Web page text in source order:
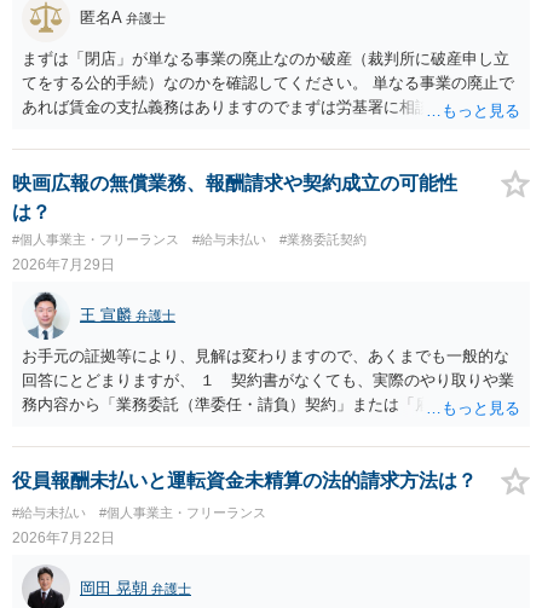
匿名A 弁護士
まずは「閉店」が単なる事業の廃止なのか破産（裁判所に破産申し立
てをする公的手続）なのかを確認してください。 単なる事業の廃止で
あれば賃金の支払義務はありますのでまずは労基署に相談してくださ
しいかもしれませんが）賃金などの労働債権は他の債務より優先して
支払われます。ただし支払までにかなり時間がかかるでしょう。 さら
に、「独立行政法人労働者健康安全機構 」という公的機関が未払賃金
の立替事業を行っています。詳しくは、同機構の＜未払賃金立替払相
談コーナー＞ TEL 044-431-8663 相談時間：土日祝日を除く9:15～1
7:00 に相談してみてください。同じように未払となった他の従業員の
方がいれば一緒に相談してみるといいでしょう。
映画広報の無償業務、報酬請求や契約成立の可能性
は？
#個人事業主・フリーランス #給与未払い #業務委託契約
2026年7月29日
王 宣麟 弁護士
お手元の証拠等により、見解は変わりますので、あくまでも一般的な
回答にとどまりますが、 １ 契約書がなくても、実際のやり取りや業
務内容から「業務委託（準委任・請負）契約」または「雇用契約」が
ランティア・無償協力という色彩が強かった場合には、契約内容（有
償か無償か）について当事者間の認識が大きな争点となり得ます。
２ 上記を前提に、これまでの業務についても、有償の業務委託契約
や雇用契約が成立していた前提で給与を請求するルートなどが理論上
考えられます。 もっとも、裁判等で必ず認められるわけではなく、当
事者の認識やメール・チャットの内容等の証拠関係によって結論が変
わります。 ３ 報酬額については、事前の取決めがなくても、同種業
役員報酬未払いと運転資金未精算の法的請求方法は？
#給与未払い #個人事業主・フリーランス
2026年7月22日
岡田 晃朝 弁護士